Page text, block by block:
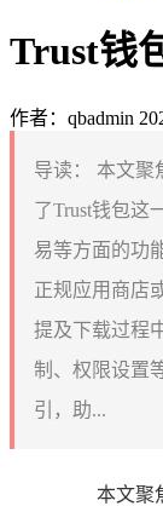
Trust钱
作者：qbadmin
导读：
本文聚
了Trust钱包这
易等方面的功
正规应用商店
提及下载过程
制、权限设置
引，助...
本文聚